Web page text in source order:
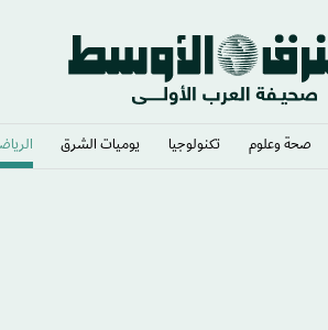
صحة وعلوم تكنولوجيا يوميات الشرق​